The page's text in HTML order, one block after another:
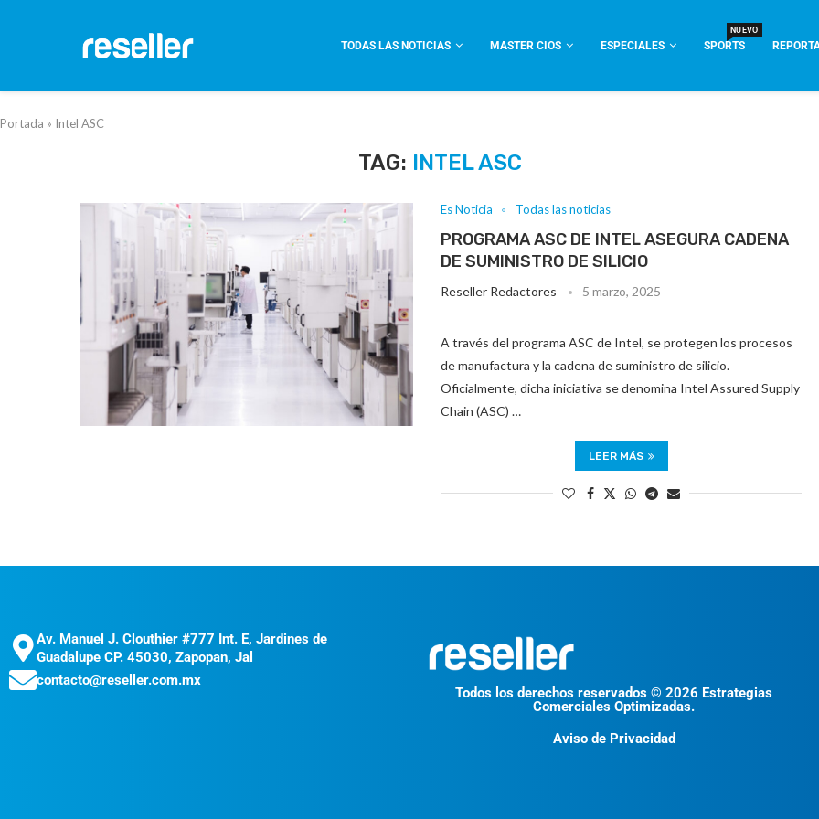
TODAS LAS NOTICIAS MASTER CIOS ESPECIALES SPORTS
NUEVO
Portada » Intel ASC
TAG: INTEL ASC
Es Noticia Todas las noticias
PROGRAMA ASC DE INTEL ASEGURA CADENA
DE SUMINISTRO DE SILICIO
Reseller Redactores 5 marzo, 2025
A través del programa ASC de Intel, se protegen los procesos
de manufactura y la cadena de suministro de silicio.
Oficialmente, dicha iniciativa se denomina Intel Assured Supply
Chain (ASC) …
LEER MÁS
Av. Manuel J. Clouthier #777 Int. E, Jardines de
Guadalupe CP. 45030, Zapopan, Jal
contacto@reseller.com.mx
Todos los derechos reservados © 2026 Estrategias
Comerciales Optimizadas.
Aviso de Privacidad